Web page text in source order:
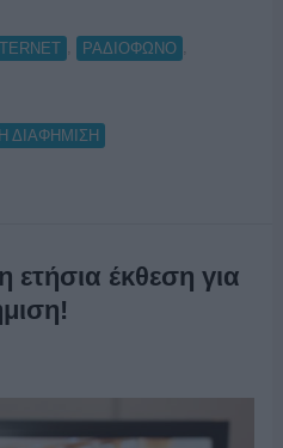
ΡΑΔΙΟΦΩΝΟ
ΔΙΑΦΗΜΙΣΗ
ετήσια έκθεση για